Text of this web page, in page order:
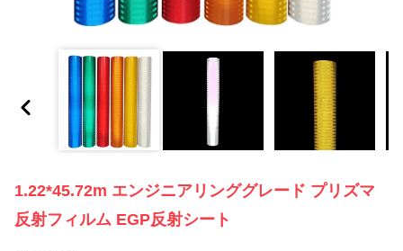
1.22*45.72m エンジニアリンググレード プリズマ
反射フィルム EGP反射シート